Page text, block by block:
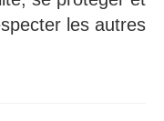
les autres